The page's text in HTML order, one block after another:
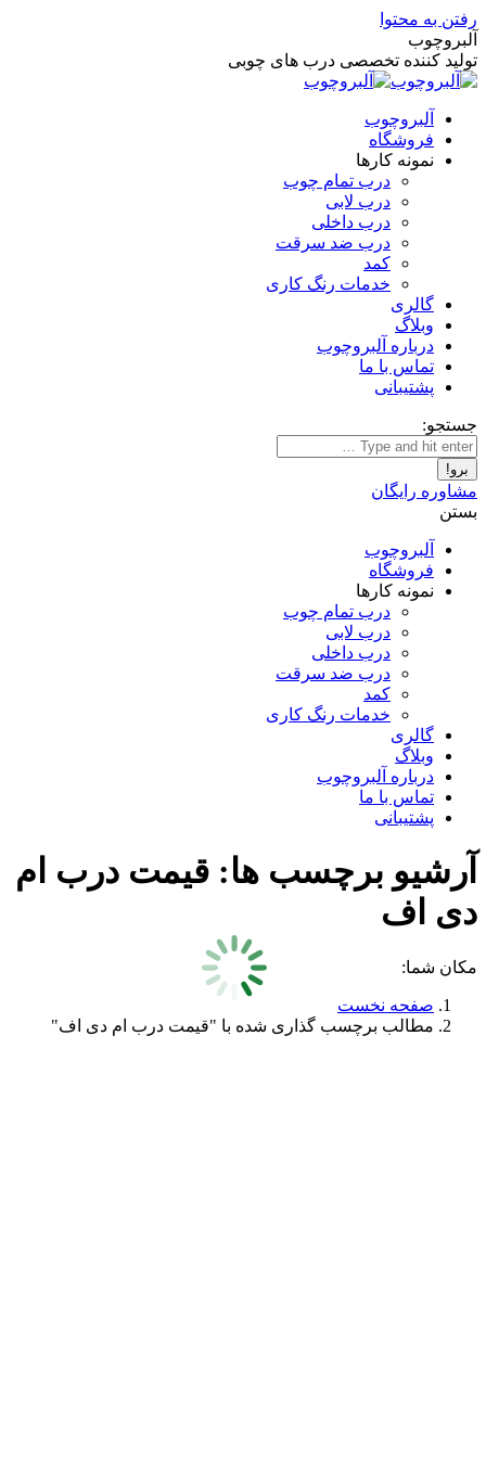
رفتن به محتوا
آلبروچوب
تولید کننده تخصصی درب های چوبی
آلبروچوب
فروشگاه
نمونه کارها
درب تمام چوب
درب لابی
درب داخلی
درب ضد سرقت
کمد
خدمات رنگ کاری
گالری
وبلاگ
درباره آلبروچوب
تماس با ما
پشتیبانی
جستجو:
مشاوره رایگان
بستن
آلبروچوب
فروشگاه
نمونه کارها
درب تمام چوب
درب لابی
درب داخلی
درب ضد سرقت
کمد
خدمات رنگ کاری
گالری
وبلاگ
درباره آلبروچوب
تماس با ما
پشتیبانی
آرشیو برچسب ها: قیمت درب ام
دی اف
مکان شما:
صفحه نخست
مطالب برچسب گذاری شده با "قیمت درب ام دی اف"